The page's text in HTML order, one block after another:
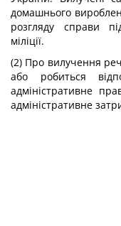
домашнього
розгляду справи
міліції.
(2) Про вилучення
або робиться
адміністративне
адміністративне